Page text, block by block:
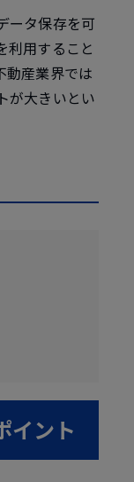
ータ保存を可
利用すること
動産業界では
が大きいとい
イント